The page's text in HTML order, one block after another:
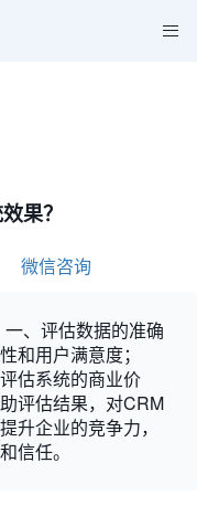
果？
微信咨询
、评估数据的准确
和用户满意度；
估系统的商业价
评估结果，对CRM
升企业的竞争力，
信任。